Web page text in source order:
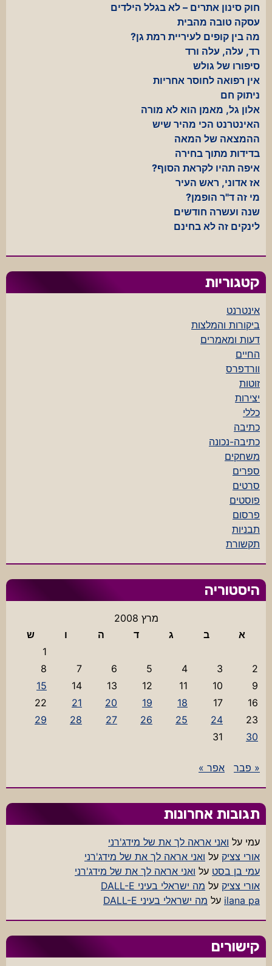
חוק סינון אתרים – לא בגלל הילדים
עסקה טובה מהבית
מה בין קופים לעיריית רמת גן?
רד, עלה, עלה ורד
סיפורו של גולש
אין רפואה לחוסר אחריות
ניתוק חם
אלון גל, מאמן הוא לא מורה
האינטרנט הכי מהיר שיש
ההמצאה של המאה
בדידות מתוך בחירה
איפה תהיו לקראת הסוף?
אז אדוני, ראש העיר
מי זה ד"ר הופמן?
שנה ועשרה חודשים
לינקים זה לא בחינם
קטגוריות
אינטרנט
ביקורות והמלצות
דעות ומאמרים
החיים
וורדפרס
זוטות
יצירות
כללי
כתיבה
כתיבה-נכונה
משחקים
ספרים
סרטים
פוסטים
פרסום
תבניות
תקשורת
היסטוריה
מרץ 2008
א
ב ג ד ה ו
ש
1
2
3
4
5
6
7
8
9
10
11
12
13
14
15
16
17
18
19
20
21
22
23
24
25
26
27
28
29
30
31
« פבר אפר »
תגובות אחרונות
עמי על ואני אראה לך את של מידג'רני
אורי צציק על ואני אראה לך את של מידג'רני
עמי בן בסט על ואני אראה לך את של מידג'רני
אורי צציק על מה ישראלי בעיני DALL-E
ilana pa על מה ישראלי בעיני DALL-E
קישורים